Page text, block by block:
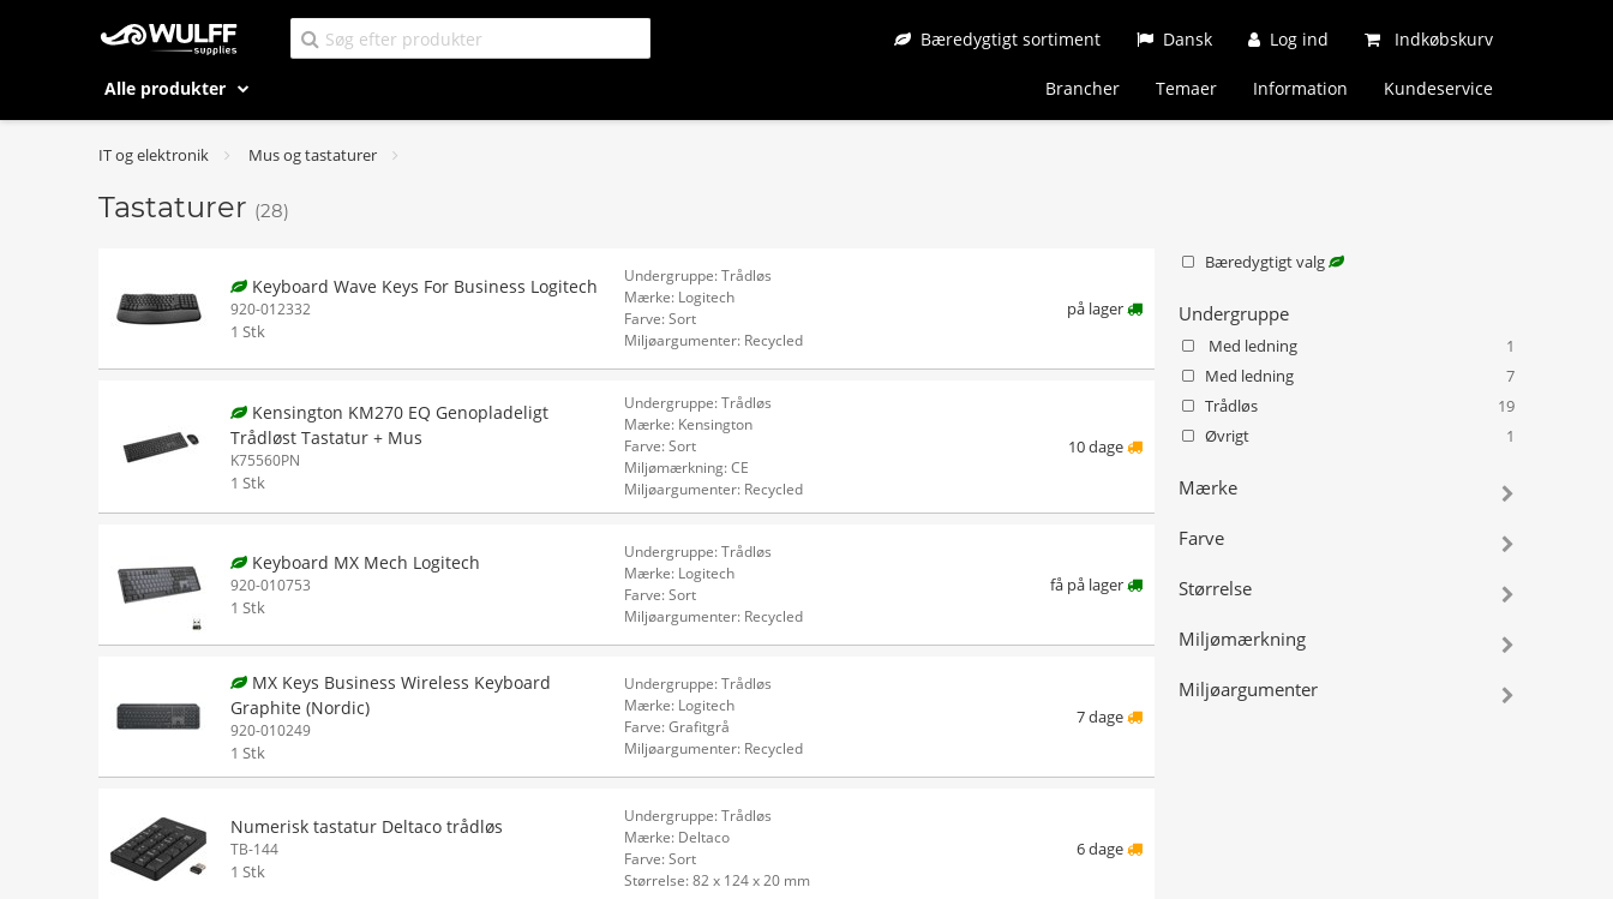
Bæredygtigt sortiment Dansk Log ind Indkøbskurv
Alle produkter Brancher Temaer Information Kundeservice
IT og elektronik Mus og tastaturer
Tastaturer (28)
Keyboard Wave Keys For Business Logitech
920-012332
1 Stk
Undergruppe: Trådløs
Mærke: Logitech
Farve: Sort
Miljøargumenter: Recycled
på lager
Kensington KM270 EQ Genopladeligt
Trådløst Tastatur + Mus
K75560PN
1 Stk
Undergruppe: Trådløs
Mærke: Kensington
Farve: Sort
Miljømærkning: CE
Miljøargumenter: Recycled
10 dage
Keyboard MX Mech Logitech
920-010753
1 Stk
Undergruppe: Trådløs
Mærke: Logitech
Farve: Sort
Miljøargumenter: Recycled
få på lager
MX Keys Business Wireless Keyboard
Graphite (Nordic)
920-010249
1 Stk
Undergruppe: Trådløs
Mærke: Logitech
Farve: Grafitgrå
Miljøargumenter: Recycled
7 dage
Numerisk tastatur Deltaco trådløs
TB-144
1 Stk
Undergruppe: Trådløs
Mærke: Deltaco
Farve: Sort
Størrelse: 82 x 124 x 20 mm
6 dage
Bæredygtigt valg
Undergruppe
Med ledning
1
Med ledning
7
Trådløs
19
Øvrigt
1
Mærke
Farve
Størrelse
Miljømærkning
Miljøargumenter